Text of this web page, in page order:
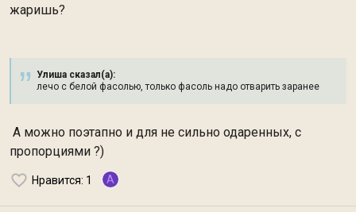
жаришь?
Улиша сказал(а):
лечо с белой фасолью, только фасоль надо отварить заранее
А можно поэтапно и для не сильно одаренных, с
пропорциями ?)
Нравится: 1 A